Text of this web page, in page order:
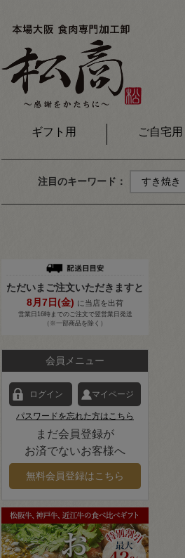
ギフト用 ご自宅用
注目のキーワード： すき焼き
ただいまご注文いただきますと
8月 7 日(金) に当店を出荷
営業日16時までのご注文で翌営業日発送
（※一部商品を除く）
会員メニュー
ログイン マイページ
パスワードを忘れた方はこちら
まだ会員登録が
お済でないお客様へ
無料会員登録はこちら